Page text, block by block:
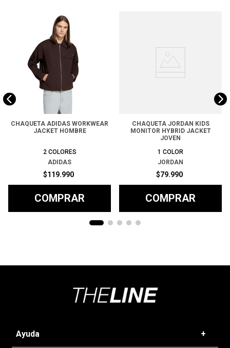
CHAQUETA ADIDAS WORKWEAR
JACKET HOMBRE
2 COLORES
ADIDAS
$119.990
COMPRAR
CHAQUETA JORDAN KIDS
MONITOR HYBRID JACKET
JOVEN
1 COLOR
JORDAN
$79.990
COMPRAR
Ayuda +